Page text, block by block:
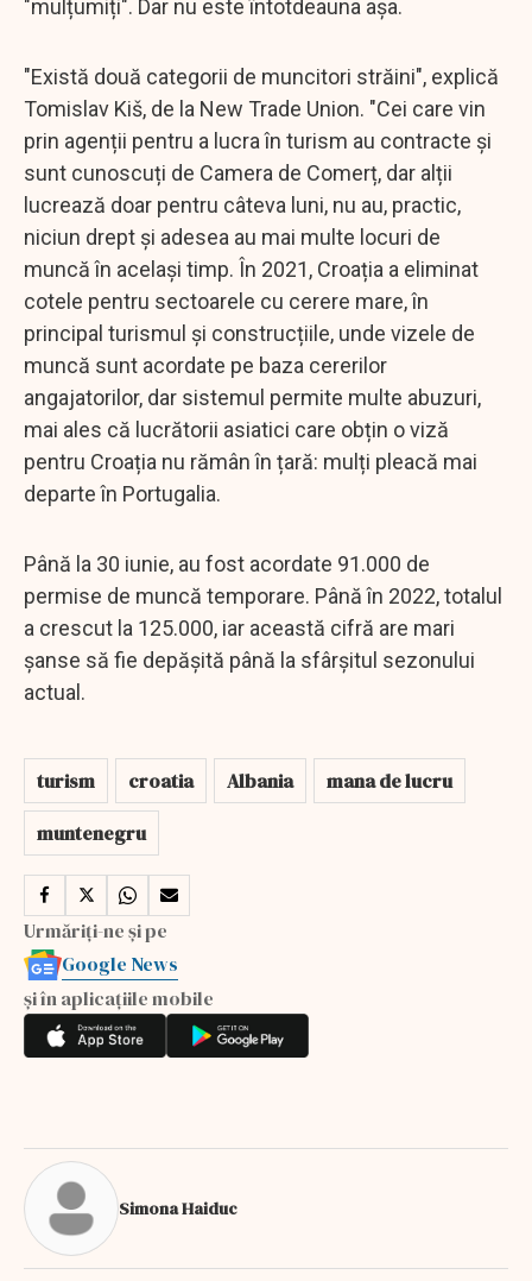
"mulțumiți". Dar nu este întotdeauna așa.
"Există două categorii de muncitori străini", explică
Tomislav Kiš, de la New Trade Union. "Cei care vin
prin agenții pentru a lucra în turism au contracte și
sunt cunoscuți de Camera de Comerț, dar alții
lucrează doar pentru câteva luni, nu au, practic,
niciun drept și adesea au mai multe locuri de
muncă în același timp. În 2021, Croația a eliminat
cotele pentru sectoarele cu cerere mare, în
principal turismul și construcțiile, unde vizele de
muncă sunt acordate pe baza cererilor
angajatorilor, dar sistemul permite multe abuzuri,
mai ales că lucrătorii asiatici care obțin o viză
pentru Croația nu rămân în țară: mulți pleacă mai
departe în Portugalia.
Până la 30 iunie, au fost acordate 91.000 de
permise de muncă temporare. Până în 2022, totalul
a crescut la 125.000, iar această cifră are mari
șanse să fie depășită până la sfârșitul sezonului
actual.
turism croatia Albania
mana de lucru
muntenegru
Urmăriți-ne și pe
Google News
și în aplicațiile mobile
Simona Haiduc